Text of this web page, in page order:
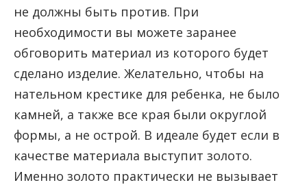
не должны быть против. При
необходимости вы можете заранее
обговорить материал из которого будет
сделано изделие. Желательно, чтобы на
нательном крестике для ребенка, не было
камней, а также все края были округлой
формы, а не острой. В идеале будет если в
качестве материала выступит золото.
Именно золото практически не вызывает